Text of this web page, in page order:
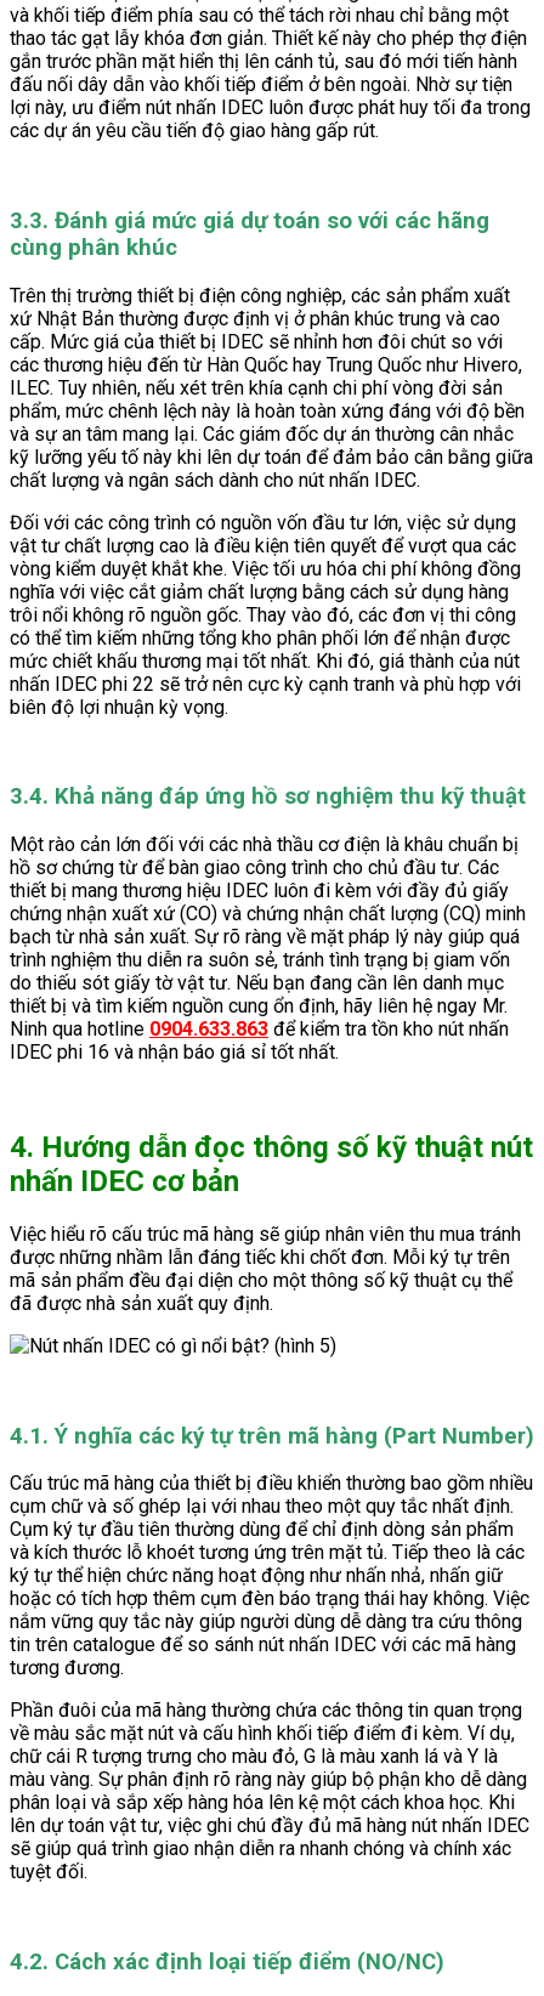
và khối tiếp điểm phía sau có thể tách rời nhau chỉ bằng một
thao tác gạt lẫy khóa đơn giản. Thiết kế này cho phép thợ điện
gắn trước phần mặt hiển thị lên cánh tủ, sau đó mới tiến hành
đấu nối dây dẫn vào khối tiếp điểm ở bên ngoài. Nhờ sự tiện
lợi này, ưu điểm nút nhấn IDEC luôn được phát huy tối đa trong
các dự án yêu cầu tiến độ giao hàng gấp rút.
3.3. Đánh giá mức giá dự toán so với các hãng
cùng phân khúc
Trên thị trường thiết bị điện công nghiệp, các sản phẩm xuất
xứ Nhật Bản thường được định vị ở phân khúc trung và cao
cấp. Mức giá của thiết bị IDEC sẽ nhỉnh hơn đôi chút so với
các thương hiệu đến từ Hàn Quốc hay Trung Quốc như Hivero,
ILEC. Tuy nhiên, nếu xét trên khía cạnh chi phí vòng đời sản
phẩm, mức chênh lệch này là hoàn toàn xứng đáng với độ bền
và sự an tâm mang lại. Các giám đốc dự án thường cân nhắc
kỹ lưỡng yếu tố này khi lên dự toán để đảm bảo cân bằng giữa
chất lượng và ngân sách dành cho nút nhấn IDEC.
Đối với các công trình có nguồn vốn đầu tư lớn, việc sử dụng
vật tư chất lượng cao là điều kiện tiên quyết để vượt qua các
vòng kiểm duyệt khắt khe. Việc tối ưu hóa chi phí không đồng
nghĩa với việc cắt giảm chất lượng bằng cách sử dụng hàng
trôi nổi không rõ nguồn gốc. Thay vào đó, các đơn vị thi công
có thể tìm kiếm những tổng kho phân phối lớn để nhận được
mức chiết khấu thương mại tốt nhất. Khi đó, giá thành của nút
nhấn IDEC phi 22 sẽ trở nên cực kỳ cạnh tranh và phù hợp với
biên độ lợi nhuận kỳ vọng.
3.4. Khả năng đáp ứng hồ sơ nghiệm thu kỹ thuật
Một rào cản lớn đối với các nhà thầu cơ điện là khâu chuẩn bị
hồ sơ chứng từ để bàn giao công trình cho chủ đầu tư. Các
thiết bị mang thương hiệu IDEC luôn đi kèm với đầy đủ giấy
chứng nhận xuất xứ (CO) và chứng nhận chất lượng (CQ) minh
bạch từ nhà sản xuất. Sự rõ ràng về mặt pháp lý này giúp quá
trình nghiệm thu diễn ra suôn sẻ, tránh tình trạng bị giam vốn
do thiếu sót giấy tờ vật tư. Nếu bạn đang cần lên danh mục
thiết bị và tìm kiếm nguồn cung ổn định, hãy liên hệ ngay Mr.
Ninh qua hotline 0904.633.863 để kiểm tra tồn kho nút nhấn
IDEC phi 16 và nhận báo giá sỉ tốt nhất.
4. Hướng dẫn đọc thông số kỹ thuật nút
nhấn IDEC cơ bản
Việc hiểu rõ cấu trúc mã hàng sẽ giúp nhân viên thu mua tránh
được những nhầm lẫn đáng tiếc khi chốt đơn. Mỗi ký tự trên
mã sản phẩm đều đại diện cho một thông số kỹ thuật cụ thể
đã được nhà sản xuất quy định.
4.1. Ý nghĩa các ký tự trên mã hàng (Part Number)
Cấu trúc mã hàng của thiết bị điều khiển thường bao gồm nhiều
cụm chữ và số ghép lại với nhau theo một quy tắc nhất định.
Cụm ký tự đầu tiên thường dùng để chỉ định dòng sản phẩm
và kích thước lỗ khoét tương ứng trên mặt tủ. Tiếp theo là các
ký tự thể hiện chức năng hoạt động như nhấn nhả, nhấn giữ
hoặc có tích hợp thêm cụm đèn báo trạng thái hay không. Việc
nắm vững quy tắc này giúp người dùng dễ dàng tra cứu thông
tin trên catalogue để so sánh nút nhấn IDEC với các mã hàng
tương đương.
Phần đuôi của mã hàng thường chứa các thông tin quan trọng
về màu sắc mặt nút và cấu hình khối tiếp điểm đi kèm. Ví dụ,
chữ cái R tượng trưng cho màu đỏ, G là màu xanh lá và Y là
màu vàng. Sự phân định rõ ràng này giúp bộ phận kho dễ dàng
phân loại và sắp xếp hàng hóa lên kệ một cách khoa học. Khi
lên dự toán vật tư, việc ghi chú đầy đủ mã hàng nút nhấn IDEC
sẽ giúp quá trình giao nhận diễn ra nhanh chóng và chính xác
tuyệt đối.
4.2. Cách xác định loại tiếp điểm (NO/NC)